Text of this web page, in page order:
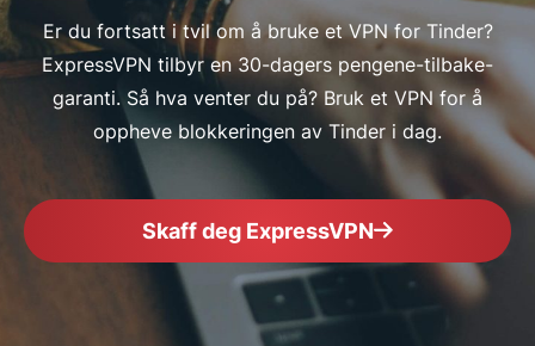
Er du fortsatt i tvil om å bruke et VPN for Tinder?
ExpressVPN tilbyr en 30-dagers pengene-tilbake-
garanti. Så hva venter du på? Bruk et VPN for å
oppheve blokkeringen av Tinder i dag.
Skaff deg ExpressVPN